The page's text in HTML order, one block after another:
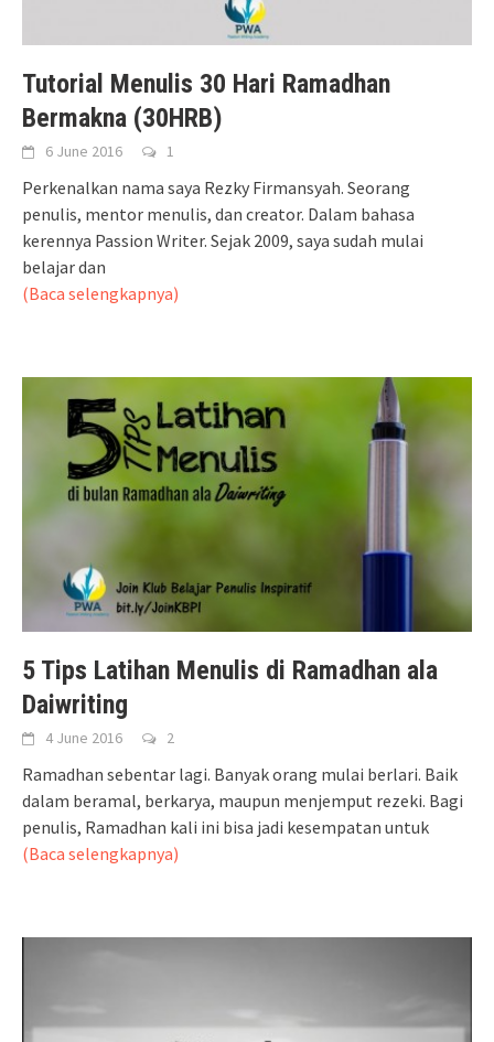
Tutorial Menulis 30 Hari Ramadhan
Bermakna (30HRB)
6 June 2016 1
Perkenalkan nama saya Rezky Firmansyah. Seorang
penulis, mentor menulis, dan creator. Dalam bahasa
kerennya Passion Writer. Sejak 2009, saya sudah mulai
belajar dan
(Baca selengkapnya)
5 Tips Latihan Menulis di Ramadhan ala
Daiwriting
4 June 2016 2
Ramadhan sebentar lagi. Banyak orang mulai berlari. Baik
dalam beramal, berkarya, maupun menjemput rezeki. Bagi
penulis, Ramadhan kali ini bisa jadi kesempatan untuk
(Baca selengkapnya)